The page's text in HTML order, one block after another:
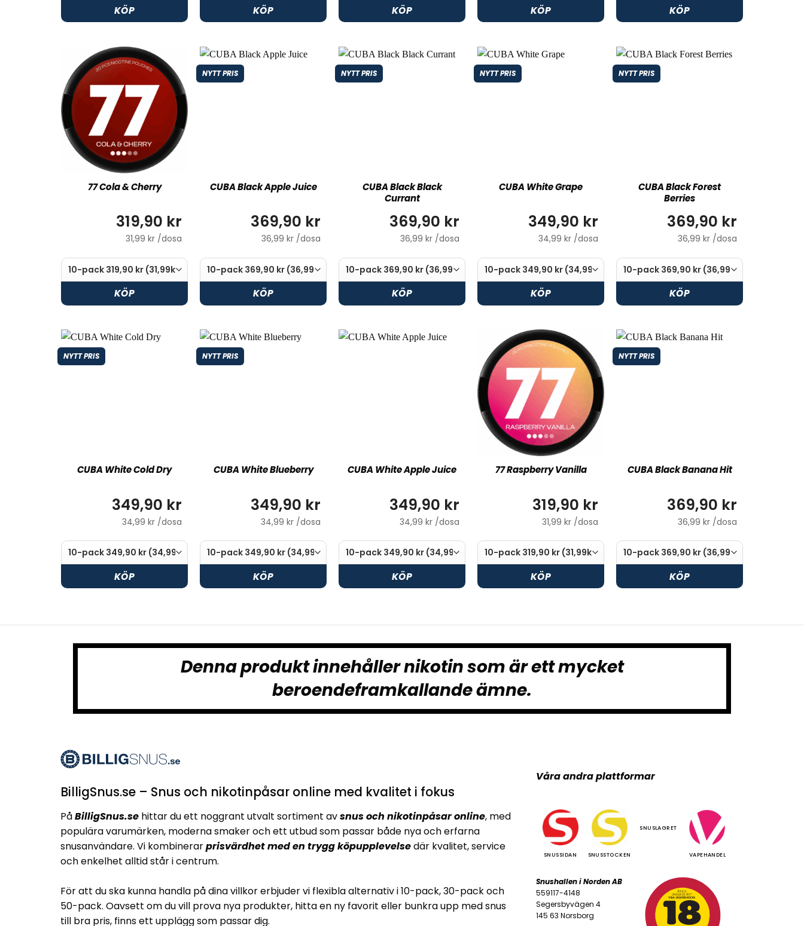
KÖP KÖP KÖP KÖP KÖP
77 Cola & Cherry
319,90 kr
31,99 kr /dosa
KÖP
NYTT PRIS
CUBA Black Apple Juice
369,90 kr
36,99 kr /dosa
KÖP
NYTT PRIS
CUBA Black Black
Currant
369,90 kr
36,99 kr /dosa
KÖP
NYTT PRIS
CUBA White Grape
349,90 kr
34,99 kr /dosa
KÖP
NYTT PRIS
CUBA Black Forest
Berries
369,90 kr
36,99 kr /dosa
KÖP
NYTT PRIS
CUBA White Cold Dry
349,90 kr
34,99 kr /dosa
KÖP
NYTT PRIS
CUBA White Blueberry
349,90 kr
34,99 kr /dosa
KÖP
CUBA White Apple Juice
349,90 kr
34,99 kr /dosa
KÖP
77 Raspberry Vanilla
319,90 kr
31,99 kr /dosa
KÖP
NYTT PRIS
CUBA Black Banana Hit
369,90 kr
36,99 kr /dosa
KÖP
Denna produkt innehåller nikotin som är ett mycket
beroendeframkallande ämne.
BilligSnus.se – Snus och nikotinpåsar online med kvalitet i fokus
PåBilligSnus.sehittar du ett noggrant utvalt sortiment avsnus och nikotinpåsar online, med
populära varumärken, moderna smaker och ett utbud som passar både nya och erfarna
snusanvändare. Vi kombinerarprisvärdhet med en trygg köpupplevelsedär kvalitet, service
och enkelhet alltid står i centrum.
För att du ska kunna handla på dina villkor erbjuder vi flexibla alternativ i 10-pack, 30-pack och
50-pack. Oavsett om du vill prova nya produkter, hitta en ny favorit eller bunkra upp med snus
till bra pris, finns ett upplägg som passar dig.
Våra andra plattformar
SNUSSIDAN SNUSSTOCKEN
SNUSLAGRET
VAPEHANDEL
Snushallen i Norden AB
559117-4148
Segersbyvägen 4
145 63 Norsborg